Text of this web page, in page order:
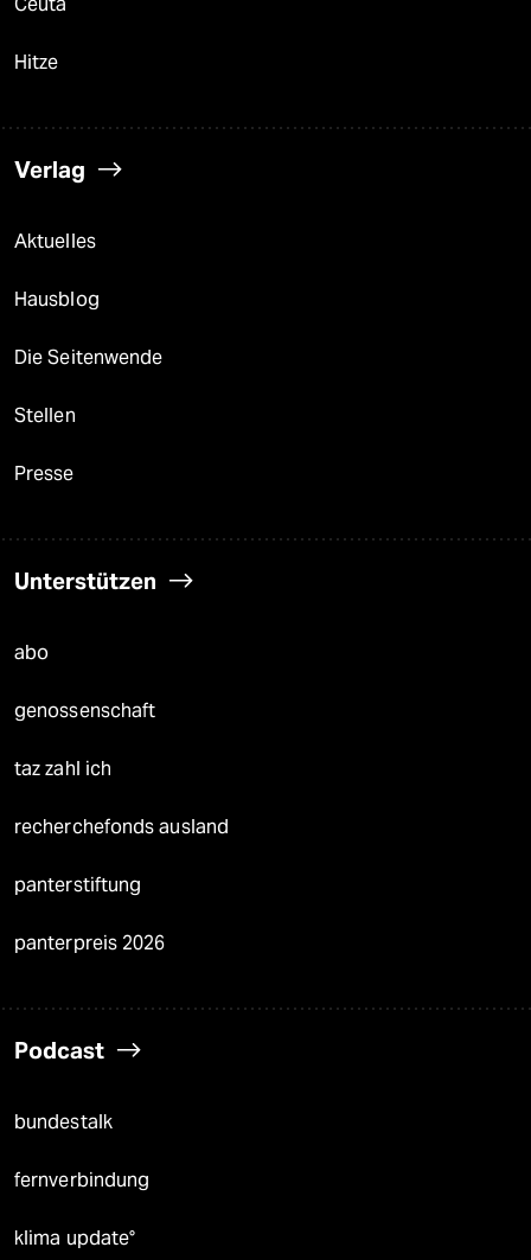
Hitze
Verlag
Aktuelles
Hausblog
Die Seitenwende
Stellen
Presse
Unterstützen
abo
genossenschaft
taz zahl ich
recherchefonds ausland
panterstiftung
panterpreis 2026
Podcast
bundestalk
fernverbindung
klima update°